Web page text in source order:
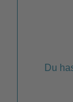
Du